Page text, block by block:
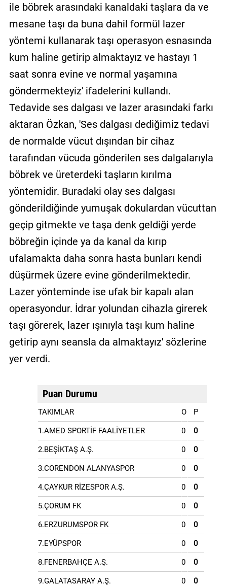
ile böbrek arasındaki kanaldaki taşlara da ve
mesane taşı da buna dahil formül lazer
yöntemi kullanarak taşı operasyon esnasında
kum haline getirip almaktayız ve hastayı 1
saat sonra evine ve normal yaşamına
göndermekteyiz' ifadelerini kullandı.
Tedavide ses dalgası ve lazer arasındaki farkı
aktaran Özkan, 'Ses dalgası dediğimiz tedavi
de normalde vücut dışından bir cihaz
tarafından vücuda gönderilen ses dalgalarıyla
böbrek ve üreterdeki taşların kırılma
yöntemidir. Buradaki olay ses dalgası
gönderildiğinde yumuşak dokulardan vücuttan
geçip gitmekte ve taşa denk geldiği yerde
böbreğin içinde ya da kanal da kırıp
ufalamakta daha sonra hasta bunları kendi
düşürmek üzere evine gönderilmektedir.
Lazer yönteminde ise ufak bir kapalı alan
operasyondur. İdrar yolundan cihazla girerek
taşı görerek, lazer ışınıyla taşı kum haline
getirip aynı seansla da almaktayız' sözlerine
yer verdi.
Puan Durumu
TAKIMLAR O P
1.AMED SPORTİF FAALİYETLER 0 0
2.BEŞİKTAŞ A.Ş. 0 0
3.CORENDON ALANYASPOR 0 0
4.ÇAYKUR RİZESPOR A.Ş. 0 0
5.ÇORUM FK 0 0
6.ERZURUMSPOR FK 0 0
7.EYÜPSPOR 0 0
8.FENERBAHÇE A.Ş. 0 0
9.GALATASARAY A.Ş. 0 0